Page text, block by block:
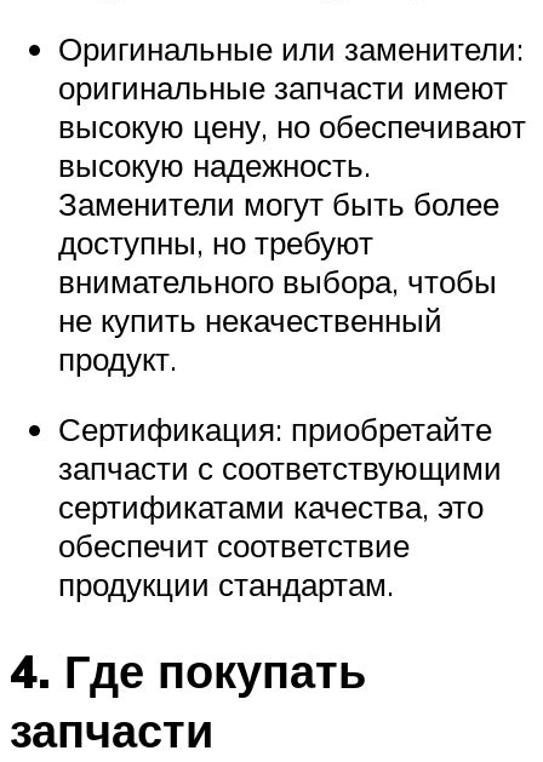
Оригинальные или заменители:
оригинальные запчасти имеют
высокую цену, но обеспечивают
высокую надежность.
Заменители могут быть более
доступны, но требуют
внимательного выбора, чтобы
не купить некачественный
продукт.
Сертификация: приобретайте
запчасти с соответствующими
сертификатами качества, это
обеспечит соответствие
продукции стандартам.
4. Где покупать
запчасти